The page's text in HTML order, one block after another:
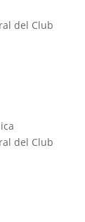
del Club
del Club